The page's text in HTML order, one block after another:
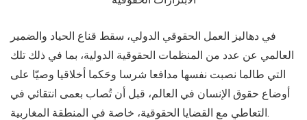
في دهاليز العمل الحقوقي الدولي، سقط قناع الحياد والضمير
العالمي عن عدد من المنظمات الحقوقية الدولية، بما في ذلك تلك
التي طالما نصبت نفسها مدافعا شرسا وحَكما أخلاقيا وصيّا على
أوضاع حقوق الإنسان في العالم، قبل أن تُصاب بعمى انتقائي في
التعاطي مع القضايا الحقوقية، خاصة في المنطقة المغاربية.